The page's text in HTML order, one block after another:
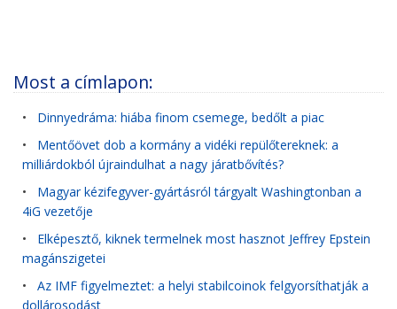
Most a címlapon:
• Dinnyedráma: hiába finom csemege, bedőlt a piac
• Mentőövet dob a kormány a vidéki repülőtereknek: a
milliárdokból újraindulhat a nagy járatbővítés?
• Magyar kézifegyver-gyártásról tárgyalt Washingtonban a
4iG vezetője
• Elképesztő, kiknek termelnek most hasznot Jeffrey Epstein
magánszigetei
• Az IMF figyelmeztet: a helyi stabilcoinok felgyorsíthatják a
dollárosodást